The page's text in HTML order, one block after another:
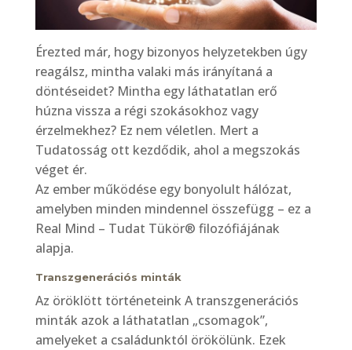
Érezted már, hogy bizonyos helyzetekben úgy
reagálsz, mintha valaki más irányítaná a
döntéseidet? Mintha egy láthatatlan erő
húzna vissza a régi szokásokhoz vagy
érzelmekhez? Ez nem véletlen. Mert a
Tudatosság ott kezdődik, ahol a megszokás
véget ér.
Az ember működése egy bonyolult hálózat,
amelyben minden mindennel összefügg – ez a
Real Mind – Tudat Tükör® filozófiájának
alapja.
Transzgenerációs minták
Az öröklött történeteink A transzgenerációs
minták azok a láthatatlan „csomagok”,
amelyeket a családunktól örökölünk. Ezek